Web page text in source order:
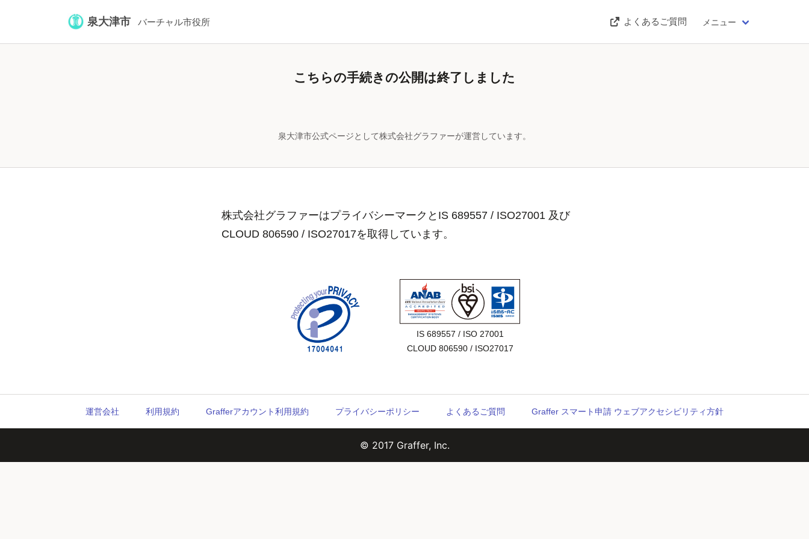
泉大津市 バーチャル市役所 よくあるご質問 メニュー
こちらの手続きの公開は終了しました
泉大津市公式ページとして株式会社グラファーが運営しています。
株式会社グラファーはプライバシーマークとIS 689557 / ISO27001 及び
CLOUD 806590 / ISO27017を取得しています。
IS 689557 / ISO 27001
CLOUD 806590 / ISO27017
運営会社 利用規約 Grafferアカウント利用規約 プライバシーポリシー よくあるご質問 Graffer スマート申請 ウェブアクセシビリティ方針
© 2017 Graffer, Inc.